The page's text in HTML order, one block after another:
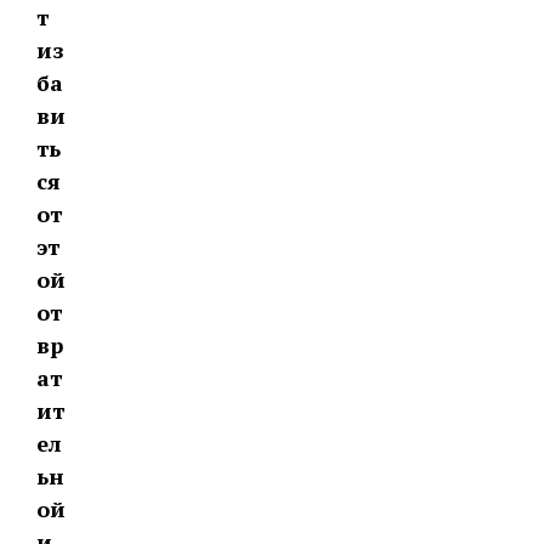
т
из
ба
ви
ть
ся
от
эт
ой
от
вр
ат
ит
ел
ьн
ой